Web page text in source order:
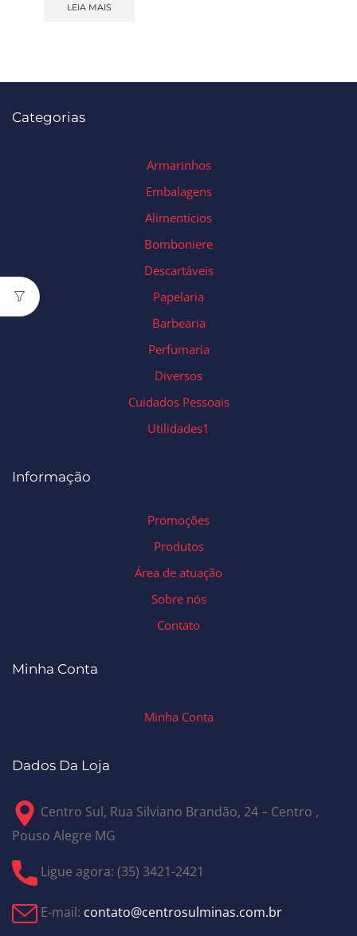
LEIA MAIS
Categorias
Armarinhos
Embalagens
Alimentícios
Bomboniere
Descartáveis
Papelaria
Barbearia
Perfumaria
Diversos
Cuidados Pessoais
Utilidades1
Informação
Promoções
Produtos
Área de atuação
Sobre nós
Contato
Minha Conta
Minha Conta
Dados Da Loja
Centro Sul, Rua Silviano Brandão, 24 – Centro ,
Pouso Alegre MG
Ligue agora: (35) 3421-2421
E-mail: contato@centrosulminas.com.br